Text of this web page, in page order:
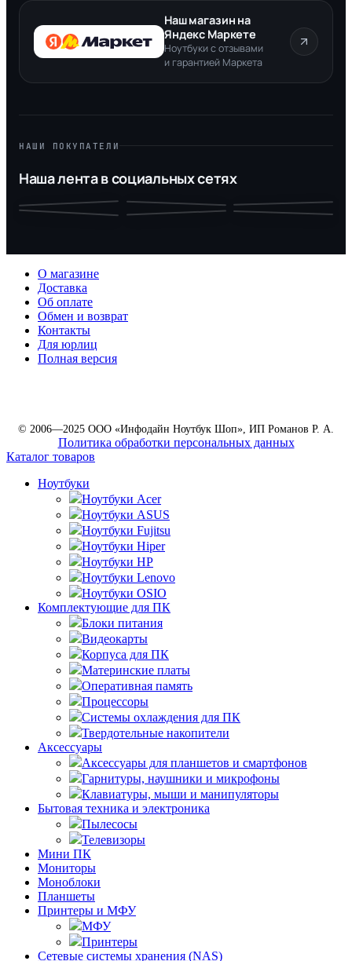
Наш магазин на
Яндекс Маркете
Ноутбуки с отзывами
и гарантией Маркета
НАШИ ПОКУПАТЕЛИ
Наша лента в социальных сетях
О магазине
Доставка
Об оплате
Обмен и возврат
Контакты
Для юрлиц
Полная версия
© 2006—2025 ООО «Инфодайн Ноутбук Шоп», ИП Романов Р. А.
Политика обработки персональных данных
Каталог товаров
Ноутбуки
Ноутбуки Acer
Ноутбуки ASUS
Ноутбуки Fujitsu
Ноутбуки Hiper
Ноутбуки HP
Ноутбуки Lenovo
Ноутбуки OSIO
Комплектующие для ПК
Блоки питания
Видеокарты
Корпуса для ПК
Материнские платы
Оперативная память
Процессоры
Системы охлаждения для ПК
Твердотельные накопители
Аксессуары
Аксессуары для планшетов и смартфонов
Гарнитуры, наушники и микрофоны
Клавиатуры, мыши и манипуляторы
Бытовая техника и электроника
Пылесосы
Телевизоры
Мини ПК
Мониторы
Моноблоки
Планшеты
Принтеры и МФУ
МФУ
Принтеры
Сетевые системы хранения (NAS)